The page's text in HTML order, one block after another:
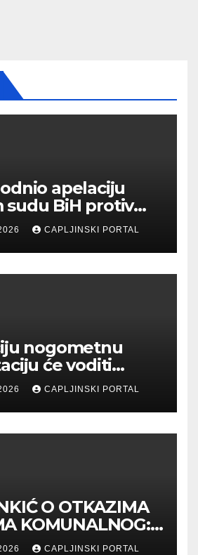
apelaciju
sudu BiH protiv
Slavena
CAPLJINSKI PORTAL
nogometnu
će voditi
CAPLJINSKI PORTAL
O OTKAZIMA
KOMUNALNOG:
CAPLJINSKI PORTAL